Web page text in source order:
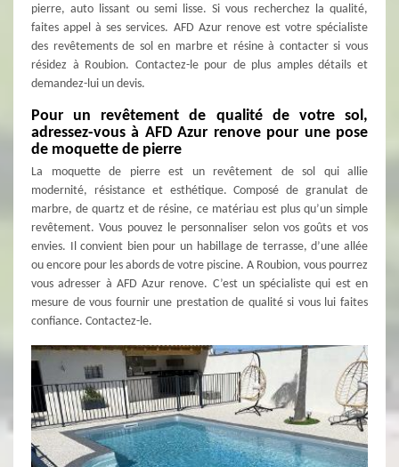
pierre, auto lissant ou semi lisse. Si vous recherchez la qualité,
faites appel à ses services. AFD Azur renove est votre spécialiste
des revêtements de sol en marbre et résine à contacter si vous
résidez à Roubion. Contactez-le pour de plus amples détails et
demandez-lui un devis.
Pour un revêtement de qualité de votre sol,
adressez-vous à AFD Azur renove pour une pose
de moquette de pierre
La moquette de pierre est un revêtement de sol qui allie
modernité, résistance et esthétique. Composé de granulat de
marbre, de quartz et de résine, ce matériau est plus qu’un simple
revêtement. Vous pouvez le personnaliser selon vos goûts et vos
envies. Il convient bien pour un habillage de terrasse, d’une allée
ou encore pour les abords de votre piscine. A Roubion, vous pourrez
vous adresser à AFD Azur renove. C’est un spécialiste qui est en
mesure de vous fournir une prestation de qualité si vous lui faites
confiance. Contactez-le.